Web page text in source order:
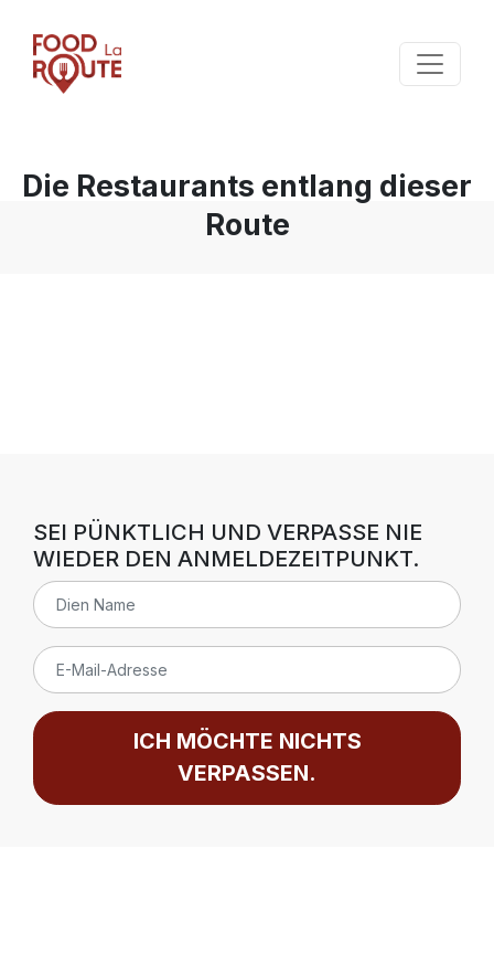
Die Restaurants entlang dieser
Route
SEI PÜNKTLICH UND VERPASSE NIE
WIEDER DEN ANMELDEZEITPUNKT.
ICH MÖCHTE NICHTS
VERPASSEN.